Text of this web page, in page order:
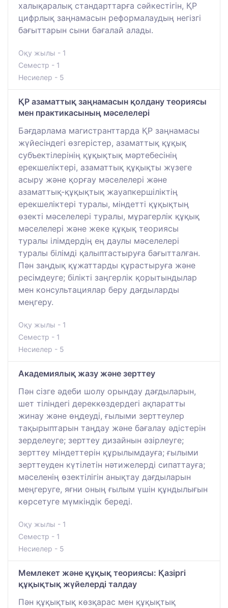
халықаралық стандарттарға сәйкестігін, ҚР
цифрлық заңнамасын реформалаудың негізгі
бағыттарын сыни бағалай алады.
Оқу жылы - 1
Семестр - 1
Несиелер - 5
ҚР азаматтық заңнамасын қолдану теориясы
мен практикасының мәселелері
Бағдарлама магистранттарда ҚР заңнамасы
жүйесіндегі өзгерістер, азаматтық құқық
субъектілерінің құқықтық мәртебесінің
ерекшеліктері, азаматтық құқықты жүзеге
асыру және қорғау мәселелері және
азаматтық-құқықтық жауапкершіліктің
ерекшеліктері туралы, міндетті құқықтың
өзекті мәселелері туралы, мұрагерлік құқық
мәселелері және жеке құқық теориясы
туралы ілімдердің ең даулы мәселелері
туралы білімді қалыптастыруға бағытталған.
Пән заңдық құжаттарды құрастыруға және
ресімдеуге; білікті заңгерлік қорытындылар
мен консультациялар беру дағдыларды
меңгеру.
Оқу жылы - 1
Семестр - 1
Несиелер - 5
Академиялық жазу және зерттеу
Пән сізге әдеби шолу орындау дағдыларын,
шет тіліндегі дереккөздердегі ақпаратты
жинау және өңдеуді, ғылыми зерттеулер
тақырыптарын таңдау және бағалау әдістерін
зерделеуге; зерттеу дизайнын әзірлеуге;
зерттеу міндеттерін құрылымдауға; ғылыми
зерттеуден күтілетін нәтижелерді сипаттауға;
мәселенің өзектілігін анықтау дағдыларын
меңгеруге, яғни оның ғылым үшін құндылығын
көрсетуге мүмкіндік береді.
Оқу жылы - 1
Семестр - 1
Несиелер - 5
Мемлекет және құқық теориясы: Қазіргі
құқықтық жүйелерді талдау
Пән құқықтық көзқарас мен құқықтық